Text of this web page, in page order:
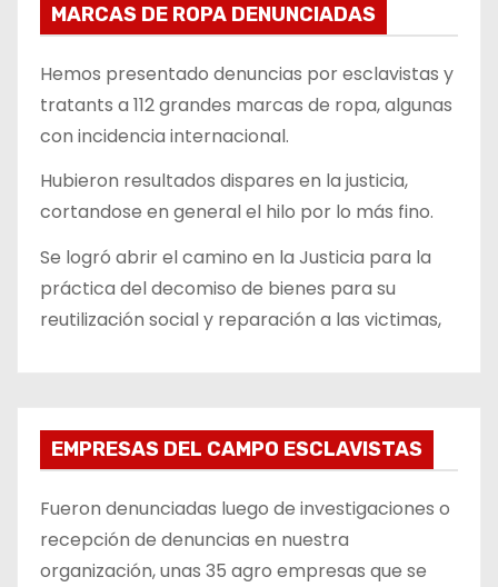
MARCAS DE ROPA DENUNCIADAS
Hemos presentado denuncias por esclavistas y
tratants a 112 grandes marcas de ropa, algunas
con incidencia internacional.
Hubieron resultados dispares en la justicia,
cortandose en general el hilo por lo más fino.
Se logró abrir el camino en la Justicia para la
práctica del decomiso de bienes para su
reutilización social y reparación a las victimas,
EMPRESAS DEL CAMPO ESCLAVISTAS
Fueron denunciadas luego de investigaciones o
recepción de denuncias en nuestra
organización, unas 35 agro empresas que se